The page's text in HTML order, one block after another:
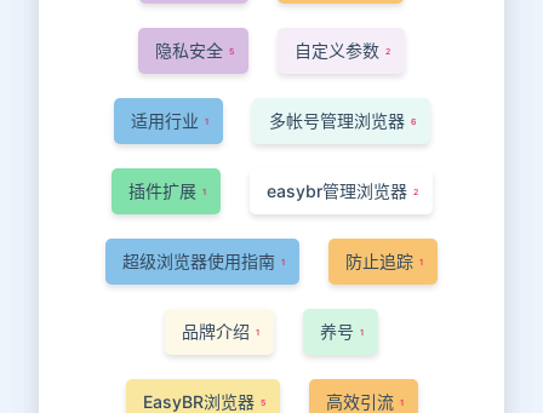
隐私安全 5 自定义参数 2
适用行业 1 多帐号管理浏览器 6
插件扩展 1 easybr管理浏览器 2
超级浏览器使用指南 1 防止追踪 1
品牌介绍 1 养号 1
EasyBR浏览器 5 高效引流 1